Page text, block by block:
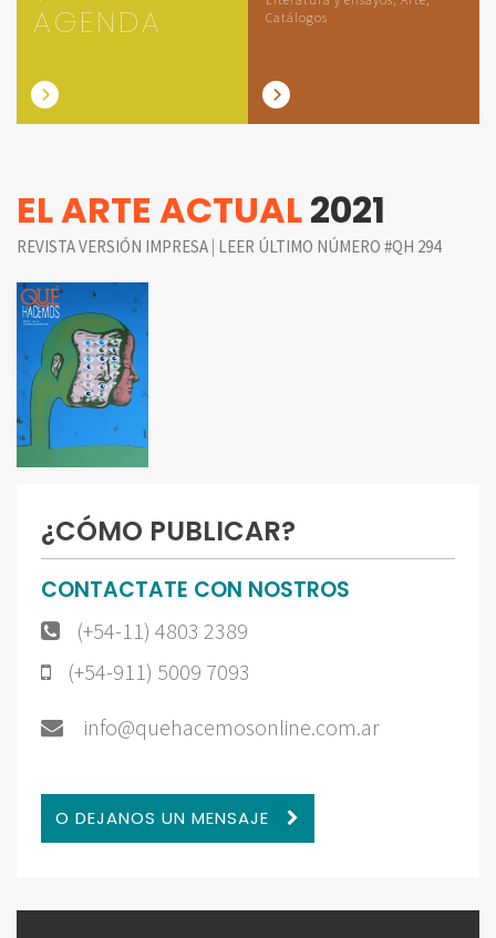
AGENDA
Catálogos
EL ARTE ACTUAL2021
REVISTA VERSIÓN IMPRESA | LEER ÚLTIMO NÚMERO #QH 294
¿CÓMO PUBLICAR?
CONTACTATE CON NOSTROS
(+54-11) 4803 2389
(+54-911) 5009 7093
info@quehacemosonline.com.ar
O DEJANOS UN MENSAJE